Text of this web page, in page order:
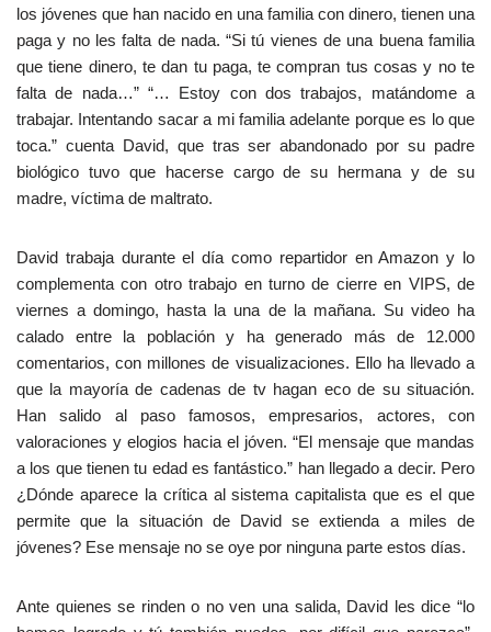
los jóvenes que han nacido en una familia con dinero, tienen una
paga y no les falta de nada. “Si tú vienes de una buena familia
que tiene dinero, te dan tu paga, te compran tus cosas y no te
falta de nada…” “… Estoy con dos trabajos, matándome a
trabajar. Intentando sacar a mi familia adelante porque es lo que
toca.” cuenta David, que tras ser abandonado por su padre
biológico tuvo que hacerse cargo de su hermana y de su
madre, víctima de maltrato.
David trabaja durante el día como repartidor en Amazon y lo
complementa con otro trabajo en turno de cierre en VIPS, de
viernes a domingo, hasta la una de la mañana. Su video ha
calado entre la población y ha generado más de 12.000
comentarios, con millones de visualizaciones. Ello ha llevado a
que la mayoría de cadenas de tv hagan eco de su situación.
Han salido al paso famosos, empresarios, actores, con
valoraciones y elogios hacia el jóven. “El mensaje que mandas
a los que tienen tu edad es fantástico.” han llegado a decir. Pero
¿Dónde aparece la crítica al sistema capitalista que es el que
permite que la situación de David se extienda a miles de
jóvenes? Ese mensaje no se oye por ninguna parte estos días.
Ante quienes se rinden o no ven una salida, David les dice “lo